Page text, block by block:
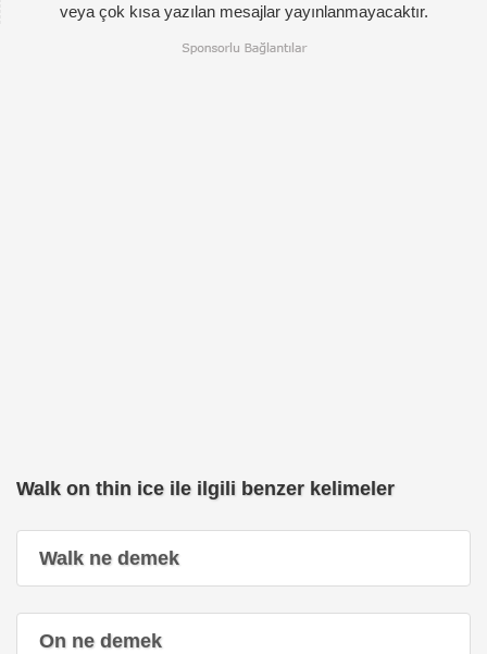
veya çok kısa yazılan mesajlar yayınlanmayacaktır.
Walk on thin ice ile ilgili benzer kelimeler
Walk ne demek
On ne demek